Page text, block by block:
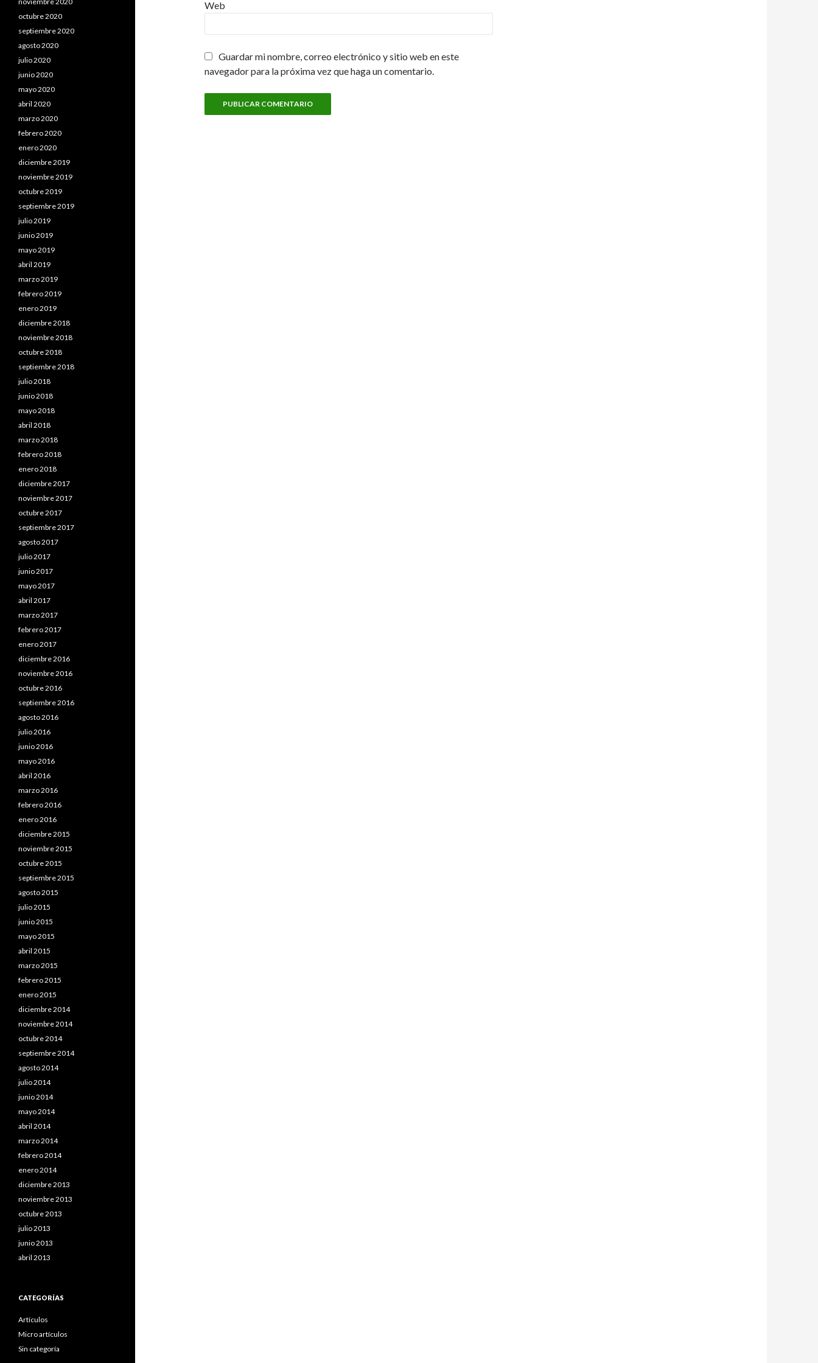
Web
Guardar mi nombre, correo electrónico y sitio web en este
navegador para la próxima vez que haga un comentario.
octubre 2020
septiembre 2020
agosto 2020
julio 2020
junio 2020
mayo 2020
abril 2020
marzo 2020
febrero 2020
enero 2020
diciembre 2019
noviembre 2019
octubre 2019
septiembre 2019
julio 2019
junio 2019
mayo 2019
abril 2019
marzo 2019
febrero 2019
enero 2019
diciembre 2018
noviembre 2018
octubre 2018
septiembre 2018
julio 2018
junio 2018
mayo 2018
abril 2018
marzo 2018
febrero 2018
enero 2018
diciembre 2017
noviembre 2017
octubre 2017
septiembre 2017
agosto 2017
julio 2017
junio 2017
mayo 2017
abril 2017
marzo 2017
febrero 2017
enero 2017
diciembre 2016
noviembre 2016
octubre 2016
septiembre 2016
agosto 2016
julio 2016
junio 2016
mayo 2016
abril 2016
marzo 2016
febrero 2016
enero 2016
diciembre 2015
noviembre 2015
octubre 2015
septiembre 2015
agosto 2015
julio 2015
junio 2015
mayo 2015
abril 2015
marzo 2015
febrero 2015
enero 2015
diciembre 2014
noviembre 2014
octubre 2014
septiembre 2014
agosto 2014
julio 2014
junio 2014
mayo 2014
abril 2014
marzo 2014
febrero 2014
enero 2014
diciembre 2013
noviembre 2013
octubre 2013
julio 2013
junio 2013
abril 2013
CATEGORÍAS
Artículos
Micro artículos
Sin categoría